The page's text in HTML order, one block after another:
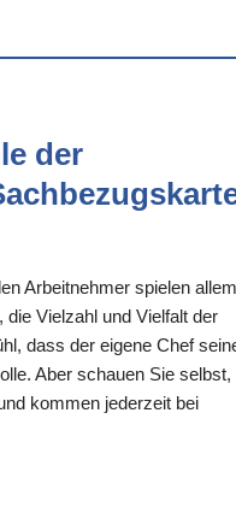
der
Arbeitnehmer spielen allem
Vielzahl und Vielfalt der
dass der eigene Chef
Aber schauen Sie selbst,
kommen jederzeit bei